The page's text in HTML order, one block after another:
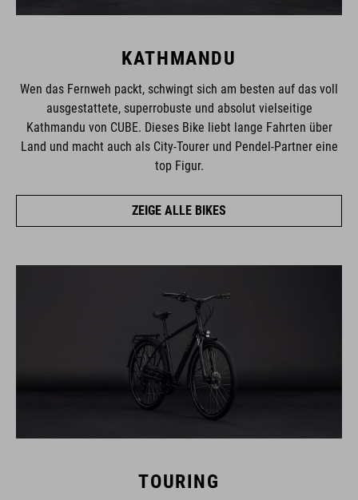
KATHMANDU
Wen das Fernweh packt, schwingt sich am besten auf das voll
ausgestattete, superrobuste und absolut vielseitige
Kathmandu von CUBE. Dieses Bike liebt lange Fahrten über
Land und macht auch als City-Tourer und Pendel-Partner eine
top Figur.
ZEIGE ALLE BIKES
TOURING